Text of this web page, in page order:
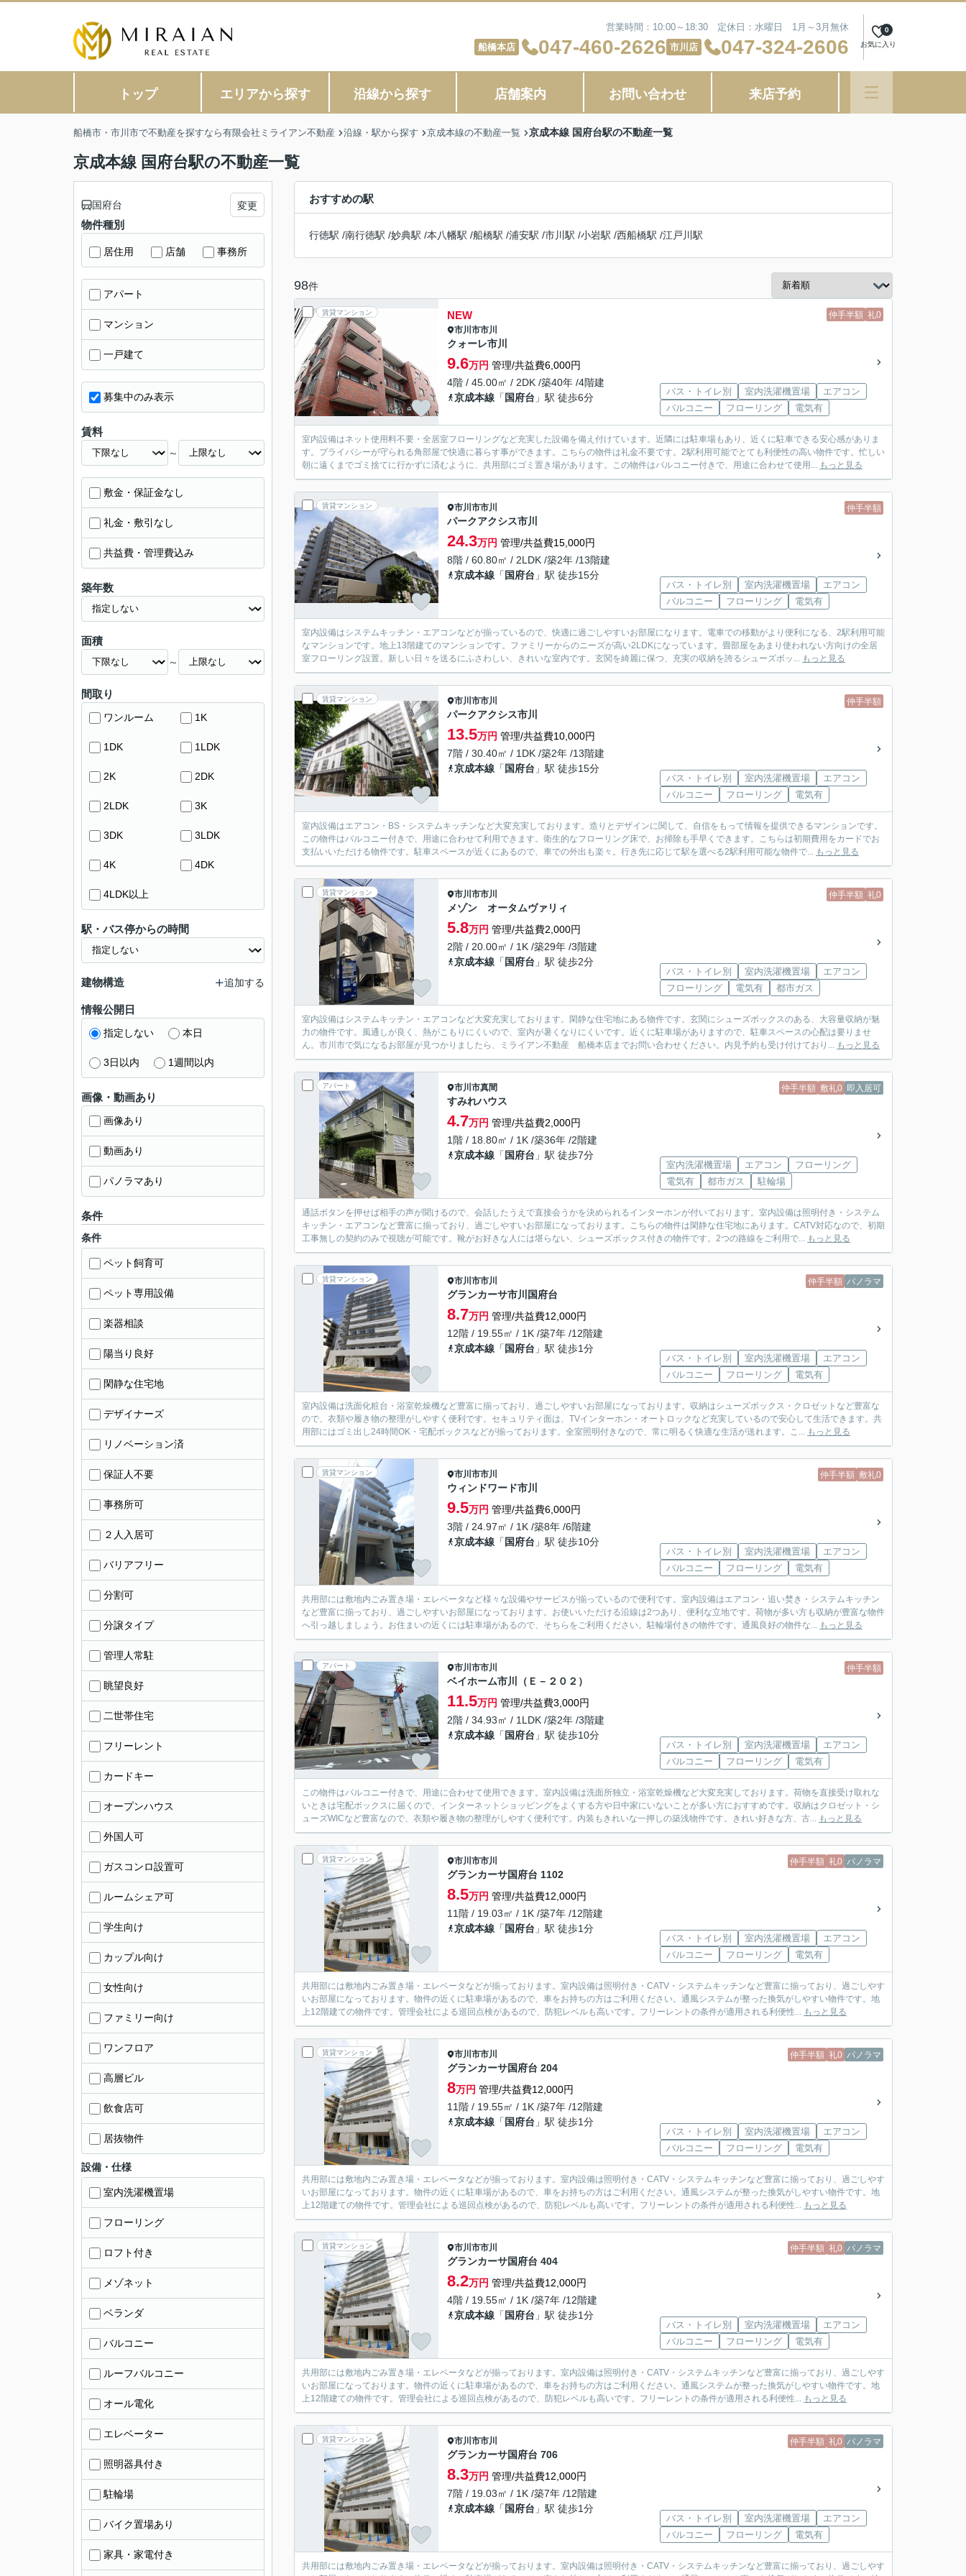
営業時間：10:00～18:30 定休日：水曜日 1月～3月無休
船橋本店
047-460-2626 市川店 047-324-2606 お気に入り
0
トップ エリアから探す 沿線から探す 店舗案内 お問い合わせ 来店予約
船橋市・市川市で不動産を探すなら有限会社ミライアン不動産 沿線・駅から探す 京成本線の不動産一覧 京成本線 国府台駅の不動産一覧
京成本線 国府台駅の不動産一覧
おすすめの駅
行徳駅 /南行徳駅 /妙典駅 /本八幡駅 /船橋駅 /浦安駅 /市川駅 /小岩駅 /西船橋駅 /江戸川駅
98件
賃貸マンション 仲手半額 礼0
NEW
市川市市川
クォーレ市川
9.6万円 管理/共益費6,000円
4階 / 45.00㎡ / 2DK /築40年 /4階建
京成本線 「 国府台 」駅 徒歩6分
バス・トイレ別 室内洗濯機置場
エアコン
バルコニー
フローリング 電気有
室内設備はネット使用料不要・全居室フローリングなど充実した設備を備え付けています。近隣には駐車場もあり、近くに駐車できる安心感がありま
す。プライバシーが守られる角部屋で快適に暮らす事ができます。こちらの物件は礼金不要です。2駅利用可能でとても利便性の高い物件です。忙しい
朝に遠くまでゴミ捨てに行かずに済むように、共用部にゴミ置き場があります。この物件はバルコニー付きで、用途に合わせて使用... もっと見る
賃貸マンション 仲手半額
市川市市川
パークアクシス市川
24.3万円 管理/共益費15,000円
8階 / 60.80㎡ / 2LDK /築2年 /13階建
京成本線 「 国府台 」駅 徒歩15分
バス・トイレ別 室内洗濯機置場
エアコン
バルコニー
フローリング 電気有
室内設備はシステムキッチン・エアコンなどが揃っているので、快適に過ごしやすいお部屋になります。電車での移動がより便利になる、2駅利用可能
なマンションです。地上13階建てのマンションです。ファミリーからのニーズが高い2LDKになっています。畳部屋をあまり使われない方向けの全居
室フローリング設置。新しい日々を送るにふさわしい、きれいな室内です。玄関を綺麗に保つ、充実の収納を誇るシューズボッ... もっと見る
賃貸マンション 仲手半額
市川市市川
パークアクシス市川
13.5万円 管理/共益費10,000円
7階 / 30.40㎡ / 1DK /築2年 /13階建
京成本線 「 国府台 」駅 徒歩15分
バス・トイレ別 室内洗濯機置場
エアコン
バルコニー
フローリング 電気有
室内設備はエアコン・BS・システムキッチンなど大変充実しております。造りとデザインに関して、自信をもって情報を提供できるマンションです。
この物件はバルコニー付きで、用途に合わせて利用できます。衛生的なフローリング床で、お掃除も手早くできます。こちらは初期費用をカードでお
支払いいただける物件です。駐車スペースが近くにあるので、車での外出も楽々。行き先に応じて駅を選べる2駅利用可能な物件で... もっと見る
賃貸マンション 仲手半額 礼0
市川市市川
メゾン オータムヴァリィ
5.8万円 管理/共益費2,000円
2階 / 20.00㎡ / 1K /築29年 /3階建
京成本線 「 国府台 」駅 徒歩2分
バス・トイレ別 室内洗濯機置場
エアコン
フローリング
電気有 都市ガス
室内設備はシステムキッチン・エアコンなど大変充実しております。閑静な住宅地にある物件です。玄関にシューズボックスのある、大容量収納が魅
力の物件です。風通しが良く、熱がこもりにくいので、室内が暑くなりにくいです。近くに駐車場がありますので、駐車スペースの心配は要りませ
ん。市川市で気になるお部屋が見つかりましたら、ミライアン不動産 船橋本店までお問い合わせください。内見予約も受け付けており... もっと見る
アパート 仲手半額 敷礼0 即入居可
市川市真間
すみれハウス
4.7万円 管理/共益費2,000円
1階 / 18.80㎡ / 1K /築36年 /2階建
京成本線 「 国府台 」駅 徒歩7分
室内洗濯機置場 エアコン
フローリング
電気有
都市ガス 駐輪場
通話ボタンを押せば相手の声が聞けるので、会話したうえで直接会うかを決められるインターホンが付いております。室内設備は照明付き・システム
キッチン・エアコンなど豊富に揃っており、過ごしやすいお部屋になっております。こちらの物件は閑静な住宅地にあります。CATV対応なので、初期
工事無しの契約のみで視聴が可能です。靴がお好きな人には堪らない、シューズボックス付きの物件です。2つの路線をご利用で... もっと見る
賃貸マンション 仲手半額 パノラマ
市川市市川
グランカーサ市川国府台
8.7万円 管理/共益費12,000円
12階 / 19.55㎡ / 1K /築7年 /12階建
京成本線 「 国府台 」駅 徒歩1分
バス・トイレ別 室内洗濯機置場
エアコン
バルコニー
フローリング 電気有
室内設備は洗面化粧台・浴室乾燥機など豊富に揃っており、過ごしやすいお部屋になっております。収納はシューズボックス・クロゼットなど豊富な
ので、衣類や履き物の整理がしやすく便利です。セキュリティ面は、TVインターホン・オートロックなど充実しているので安心して生活できます。共
用部にはゴミ出し24時間OK・宅配ボックスなどが揃っております。全室照明付きなので、常に明るく快適な生活が送れます。こ... もっと見る
賃貸マンション 仲手半額 敷礼0
市川市市川
ウィンドワード市川
9.5万円 管理/共益費6,000円
3階 / 24.97㎡ / 1K /築8年 /6階建
京成本線 「 国府台 」駅 徒歩10分
バス・トイレ別 室内洗濯機置場
エアコン
バルコニー
フローリング 電気有
共用部には敷地内ごみ置き場・エレベータなど様々な設備やサービスが揃っているので便利です。室内設備はエアコン・追い焚き・システムキッチン
など豊富に揃っており、過ごしやすいお部屋になっております。お使いいただける沿線は2つあり、便利な立地です。荷物が多い方も収納が豊富な物件
へ引っ越しましょう。お住まいの近くには駐車場があるので、そちらをご利用ください。駐輪場付きの物件です。通風良好の物件な... もっと見る
アパート 仲手半額
市川市市川
ベイホーム市川（Ｅ－２０２）
11.5万円 管理/共益費3,000円
2階 / 34.93㎡ / 1LDK /築2年 /3階建
京成本線 「 国府台 」駅 徒歩10分
バス・トイレ別 室内洗濯機置場
エアコン
バルコニー
フローリング 電気有
この物件はバルコニー付きで、用途に合わせて使用できます。室内設備は洗面所独立・浴室乾燥機など大変充実しております。荷物を直接受け取れな
いときは宅配ボックスに届くので、インターネットショッピングをよくする方や日中家にいないことが多い方におすすめです。収納はクロゼット・シ
ューズWICなど豊富なので、衣類や履き物の整理がしやすく便利です。内装もきれいな一押しの築浅物件です。きれい好きな方、古... もっと見る
賃貸マンション 仲手半額 礼0 パノラマ
市川市市川
グランカーサ国府台 1102
8.5万円 管理/共益費12,000円
11階 / 19.03㎡ / 1K /築7年 /12階建
京成本線 「 国府台 」駅 徒歩1分
バス・トイレ別 室内洗濯機置場
エアコン
バルコニー
フローリング 電気有
共用部には敷地内ごみ置き場・エレベータなどが揃っております。室内設備は照明付き・CATV・システムキッチンなど豊富に揃っており、過ごしやす
いお部屋になっております。物件の近くに駐車場があるので、車をお持ちの方はご利用ください。通風システムが整った換気がしやすい物件です。地
上12階建ての物件です。管理会社による巡回点検があるので、防犯レベルも高いです。フリーレントの条件が適用される利便性... もっと見る
賃貸マンション 仲手半額 礼0 パノラマ
市川市市川
グランカーサ国府台 204
8万円 管理/共益費12,000円
11階 / 19.55㎡ / 1K /築7年 /12階建
京成本線 「 国府台 」駅 徒歩1分
バス・トイレ別 室内洗濯機置場
エアコン
バルコニー
フローリング 電気有
共用部には敷地内ごみ置き場・エレベータなどが揃っております。室内設備は照明付き・CATV・システムキッチンなど豊富に揃っており、過ごしやす
いお部屋になっております。物件の近くに駐車場があるので、車をお持ちの方はご利用ください。通風システムが整った換気がしやすい物件です。地
上12階建ての物件です。管理会社による巡回点検があるので、防犯レベルも高いです。フリーレントの条件が適用される利便性... もっと見る
賃貸マンション 仲手半額 礼0 パノラマ
市川市市川
グランカーサ国府台 404
8.2万円 管理/共益費12,000円
4階 / 19.55㎡ / 1K /築7年 /12階建
京成本線 「 国府台 」駅 徒歩1分
バス・トイレ別 室内洗濯機置場
エアコン
バルコニー
フローリング 電気有
共用部には敷地内ごみ置き場・エレベータなどが揃っております。室内設備は照明付き・CATV・システムキッチンなど豊富に揃っており、過ごしやす
いお部屋になっております。物件の近くに駐車場があるので、車をお持ちの方はご利用ください。通風システムが整った換気がしやすい物件です。地
上12階建ての物件です。管理会社による巡回点検があるので、防犯レベルも高いです。フリーレントの条件が適用される利便性... もっと見る
賃貸マンション 仲手半額 礼0 パノラマ
市川市市川
グランカーサ国府台 706
8.3万円 管理/共益費12,000円
7階 / 19.03㎡ / 1K /築7年 /12階建
京成本線 「 国府台 」駅 徒歩1分
バス・トイレ別 室内洗濯機置場
エアコン
バルコニー
フローリング 電気有
共用部には敷地内ごみ置き場・エレベータなどが揃っております。室内設備は照明付き・CATV・システムキッチンなど豊富に揃っており、過ごしやす
国府台 変更
物件種別
居住用 店舗 事務所
アパート
マンション
一戸建て
募集中のみ表示
賃料
～
敷金・保証金なし
礼金・敷引なし
共益費・管理費込み
築年数
面積
～
間取り
ワンルーム 1K
1DK 1LDK
2K 2DK
2LDK 3K
3DK 3LDK
4K 4DK
4LDK以上
駅・バス停からの時間
建物構造 追加する
情報公開日
指定しない 本日
3日以内 1週間以内
画像・動画あり
画像あり
動画あり
パノラマあり
条件
条件
ペット飼育可
ペット専用設備
楽器相談
陽当り良好
閑静な住宅地
デザイナーズ
リノベーション済
保証人不要
事務所可
２人入居可
バリアフリー
分割可
分譲タイプ
管理人常駐
眺望良好
二世帯住宅
フリーレント
カードキー
オープンハウス
外国人可
ガスコンロ設置可
ルームシェア可
学生向け
カップル向け
女性向け
ファミリー向け
ワンフロア
高層ビル
飲食店可
居抜物件
設備・仕様
室内洗濯機置場
フローリング
ロフト付き
メゾネット
ベランダ
バルコニー
ルーフバルコニー
オール電化
エレベーター
照明器具付き
駐輪場
バイク置場あり
家具・家電付き